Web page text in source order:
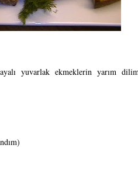
yuvarlak ekmeklerin yarım